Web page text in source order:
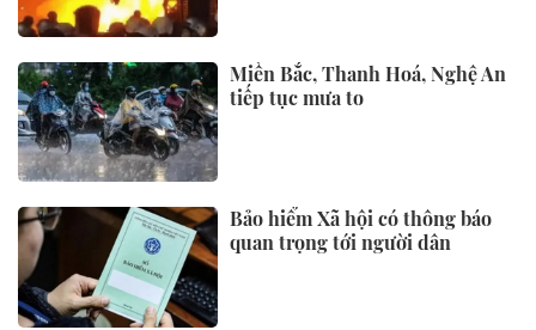
Miền Bắc, Thanh Hoá, Nghệ An
tiếp tục mưa to
Bảo hiểm Xã hội có thông báo
quan trọng tới người dân